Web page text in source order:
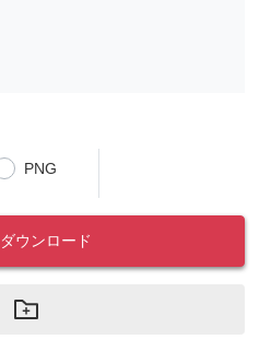
PNG
ダウンロード